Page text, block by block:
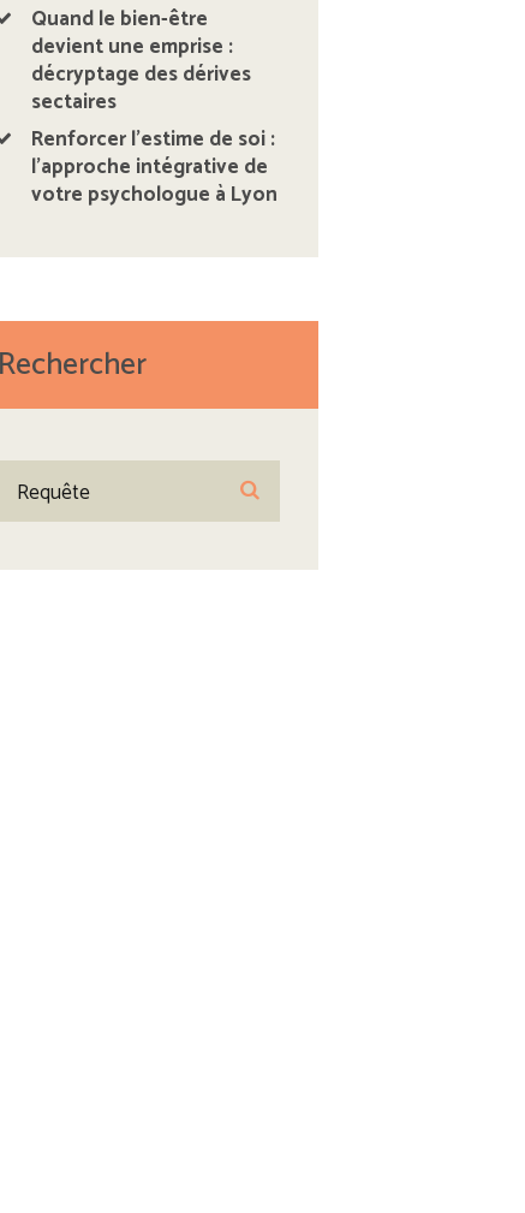
Quand le bien-être
devient une emprise :
décryptage des dérives
sectaires
Renforcer l’estime de soi :
l’approche intégrative de
votre psychologue à Lyon
Rechercher